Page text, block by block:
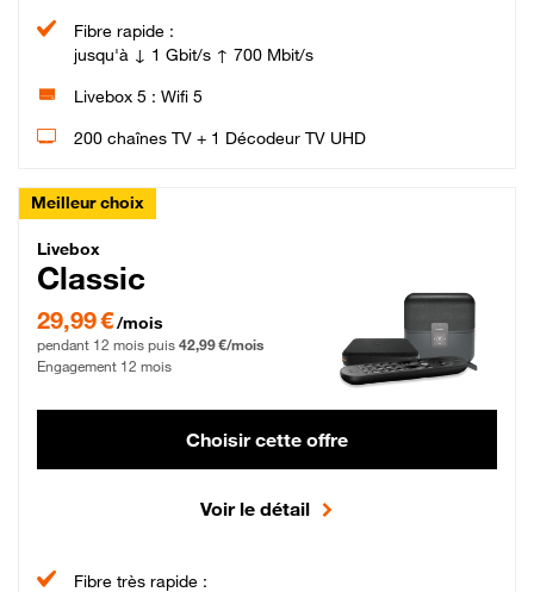
Fibre rapide :
jusqu'à ↓ 1 Gbit/s ↑ 700 Mbit/s
Livebox 5 : Wifi 5
200 chaînes TV + 1 Décodeur TV UHD
Meilleur choix
Livebox Classic Fibre
Livebox
Classic
29,99 € par mois pendant 12 mois puis 42,99 € par mois, Engagement 12 mois
29,99 €/mois
pendant 12 mois puis 42,99 €/mois
Engagement 12 mois
Choisir cette offre
Voir le détail
Fibre très rapide :